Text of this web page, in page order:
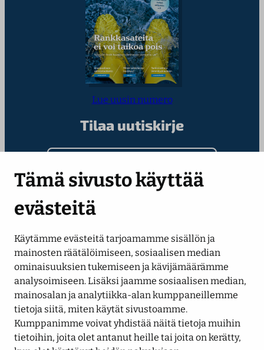
Tämä sivusto käyttää
evästeitä
Käytämme evästeitä tarjoamamme sisällön ja
mainosten räätälöimiseen, sosiaalisen median
ominaisuuksien tukemiseen ja kävijämäärämme
analysoimiseen. Lisäksi jaamme sosiaalisen median,
mainosalan ja analytiikka-alan kumppaneillemme
tietoja siitä, miten käytät sivustoamme.
Kumppanimme voivat yhdistää näitä tietoja muihin
tietoihin, joita olet antanut heille tai joita on kerätty,
Lue uusin numero
Tilaa uutiskirje
Kirjoita sähköpostiosoitteesi
Seuraa meitä
LinkedIn Facebook InstagramYouTube